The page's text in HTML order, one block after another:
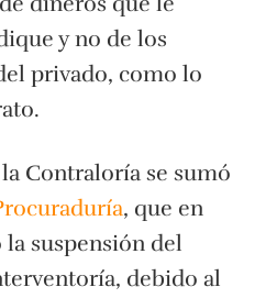
y no de los
privado, como lo
Contraloría se sumó
, que en
suspensión del
debido al